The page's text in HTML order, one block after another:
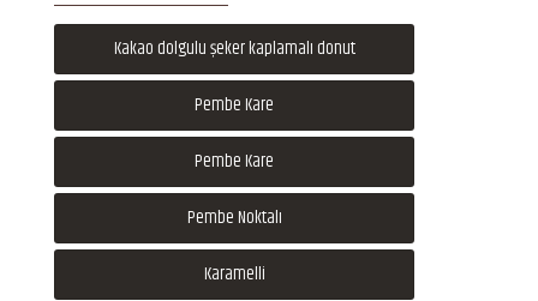
Kakao dolgulu şeker kaplamalı donut
Pembe Kare
Pembe Kare
Pembe Noktalı
Karamelli